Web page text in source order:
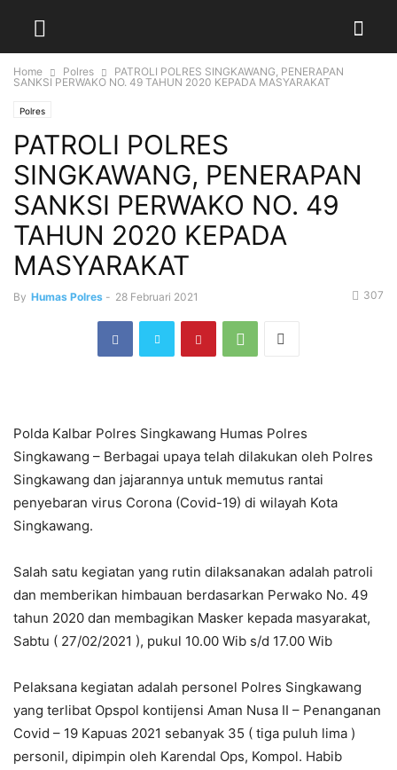
Home Polres
PATROLI POLRES SINGKAWANG, PENERAPAN
SANKSI PERWAKO NO. 49 TAHUN 2020 KEPADA MASYARAKAT
Polres
PATROLI POLRES
SINGKAWANG, PENERAPAN
SANKSI PERWAKO NO. 49
TAHUN 2020 KEPADA
MASYARAKAT
By Humas Polres - 28 Februari 2021 307
Polda Kalbar Polres Singkawang Humas Polres
Singkawang – Berbagai upaya telah dilakukan oleh Polres
Singkawang dan jajarannya untuk memutus rantai
penyebaran virus Corona (Covid-19) di wilayah Kota
Singkawang.
Salah satu kegiatan yang rutin dilaksanakan adalah patroli
dan memberikan himbauan berdasarkan Perwako No. 49
tahun 2020 dan membagikan Masker kepada masyarakat,
Sabtu ( 27/02/2021 ), pukul 10.00 Wib s/d 17.00 Wib
Pelaksana kegiatan adalah personel Polres Singkawang
yang terlibat Opspol kontijensi Aman Nusa II – Penanganan
Covid – 19 Kapuas 2021 sebanyak 35 ( tiga puluh lima )
personil, dipimpin oleh Karendal Ops, Kompol. Habib